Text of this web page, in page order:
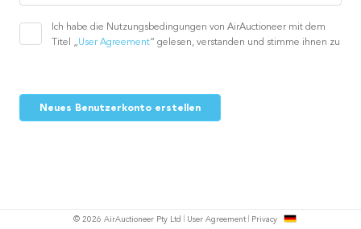
Ich habe die Nutzungsbedingungen von AirAuctioneer mit dem
Titel „User Agreement“ gelesen, verstanden und stimme ihnen zu
Neues Benutzerkonto erstellen
© 2026 AirAuctioneer Pty Ltd User Agreement Privacy